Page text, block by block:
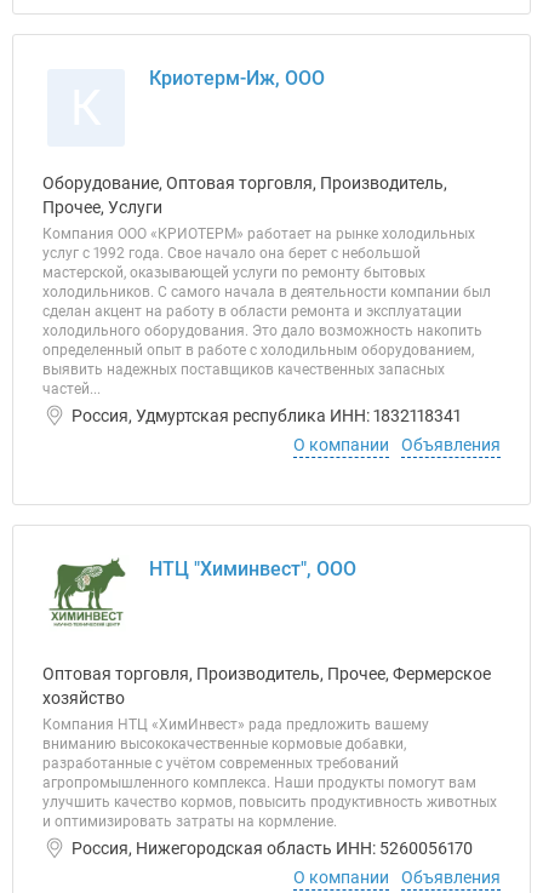
Криотерм-Иж, ООО
Оборудование, Оптовая торговля, Производитель,
Прочее, Услуги
Компания ООО «КРИОТЕРМ» работает на рынке холодильных
услуг с 1992 года. Свое начало она берет с небольшой
мастерской, оказывающей услуги по ремонту бытовых
холодильников. С самого начала в деятельности компании был
сделан акцент на работу в области ремонта и эксплуатации
холодильного оборудования. Это дало возможность накопить
определенный опыт в работе с холодильным оборудованием,
выявить надежных поставщиков качественных запасных
частей...
Россия, Удмуртская республика ИНН: 1832118341
О компании
Объявления
НТЦ "Химинвест", ООО
Оптовая торговля, Производитель, Прочее, Фермерское
хозяйство
Компания НТЦ «ХимИнвест» рада предложить вашему
вниманию высококачественные кормовые добавки,
разработанные с учётом современных требований
агропромышленного комплекса. Наши продукты помогут вам
улучшить качество кормов, повысить продуктивность животных
и оптимизировать затраты на кормление.
Россия, Нижегородская область ИНН: 5260056170
О компании
Объявления